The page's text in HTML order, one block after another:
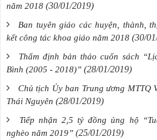
năm 2018 (30/01/2019)
Ban tuyên giáo các huyện, thành,
kết công tác khoa giáo năm 2018 (30/
Thẩm định bản thảo cuốn sách
Bình (2005 - 2018)” (28/01/2019)
Chủ tịch Ủy ban Trung ương MTTQ
Thái Nguyên (28/01/2019)
Tiếp nhận 2,5 tỷ đồng ủng hộ
nghèo năm 2019” (25/01/2019)